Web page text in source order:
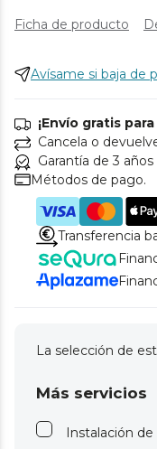
Ficha de producto
Avísame si baja de
¡Envío gratis
Cancela o
Garantía de 3 años
Métodos de pago.
Transferencia
La selección de
Más servicios
Instalación